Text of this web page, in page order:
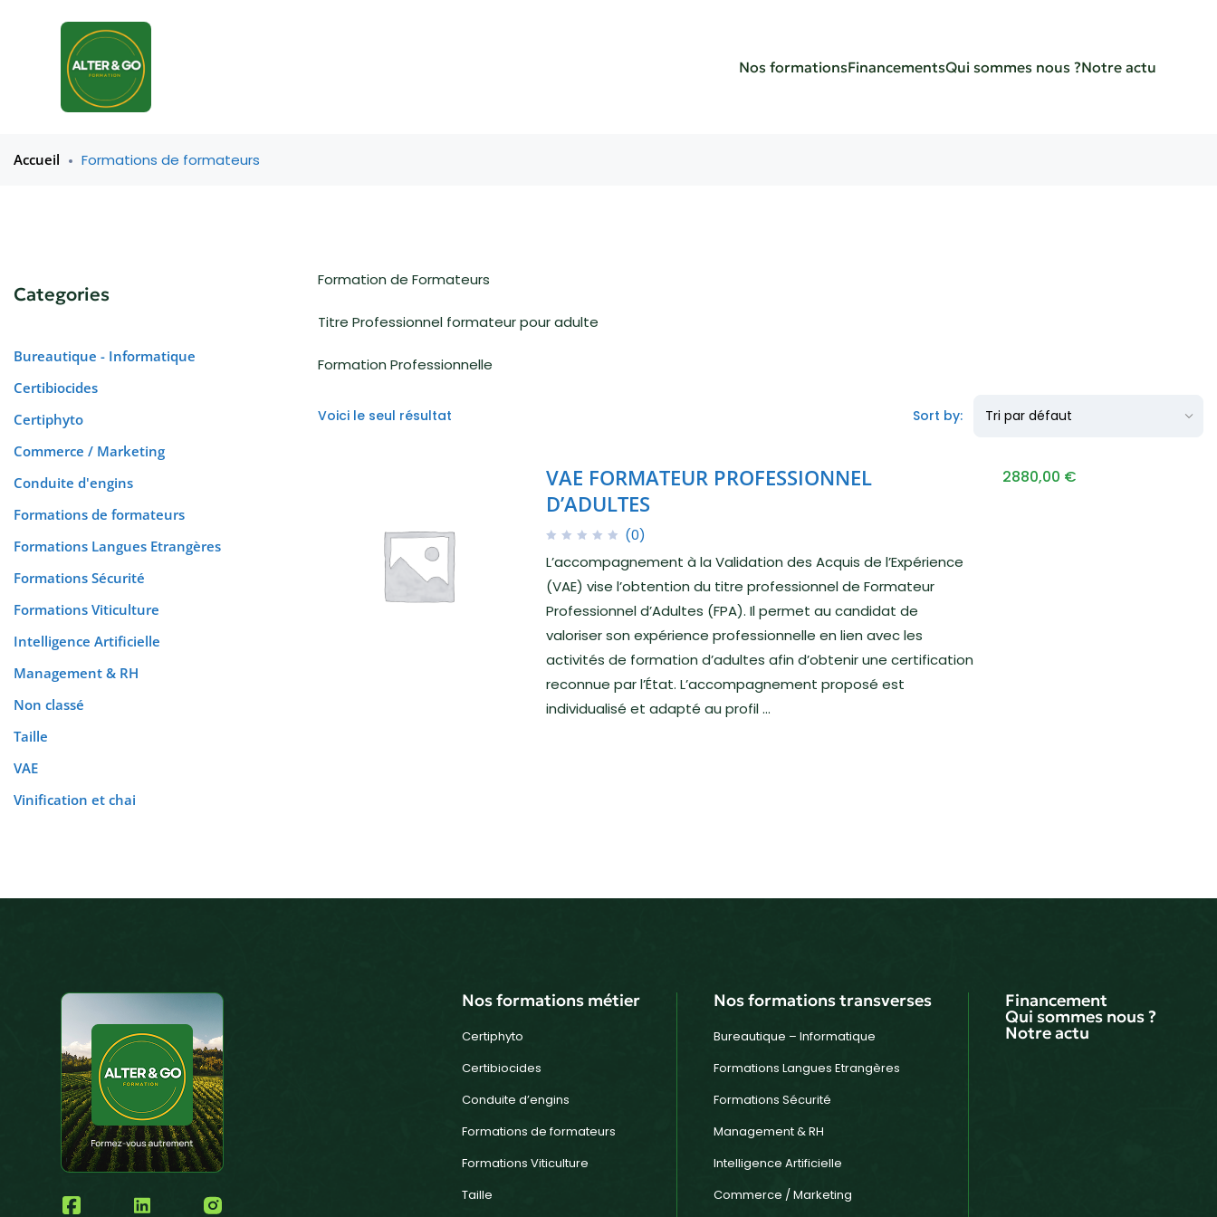
Nos formationsFinancementsQui sommes nous ?Notre actu
Accueil Formations de formateurs
Categories
Bureautique - Informatique
Certibiocides
Certiphyto
Commerce / Marketing
Conduite d'engins
Formations de formateurs
Formations Langues Etrangères
Formations Sécurité
Formations Viticulture
Intelligence Artificielle
Management & RH
Non classé
Taille
VAE
Vinification et chai
Formation de Formateurs
Titre Professionnel formateur pour adulte
Formation Professionnelle
Voici le seul résultat Sort by:
VAE FORMATEUR PROFESSIONNEL
D’ADULTES
(0)
L’accompagnement à la Validation des Acquis de l’Expérience
(VAE) vise l’obtention du titre professionnel de Formateur
Professionnel d’Adultes (FPA). Il permet au candidat de
valoriser son expérience professionnelle en lien avec les
activités de formation d’adultes afin d’obtenir une certification
reconnue par l’État. L’accompagnement proposé est
individualisé et adapté au profil ...
2880,00 €
Nos formations métier
Certiphyto
Certibiocides
Conduite d’engins
Formations de formateurs
Formations Viticulture
Taille
Nos formations transverses
Bureautique – Informatique
Formations Langues Etrangères
Formations Sécurité
Management & RH
Intelligence Artificielle
Commerce / Marketing
Financement
Qui sommes nous ?
Notre actu